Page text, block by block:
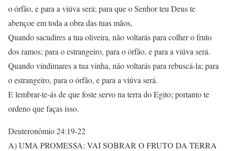
o órfão, e para a viúva será; para que o Senhor teu Deus te
abençoe em toda a obra das tuas mãos,
Quando sacudires a tua oliveira, não voltarás para colher o fruto
dos ramos; para o estrangeiro, para o órfão, e para a viúva será.
Quando vindimares a tua vinha, não voltarás para rebuscá-la; para
o estrangeiro, para o órfão, e para a viúva será.
E lembrar-te-ás de que foste servo na terra do Egito; portanto te
ordeno que faças isso.
Deuteronômio 24:19-22
A) UMA PROMESSA: VAI SOBRAR O FRUTO DA TERRA